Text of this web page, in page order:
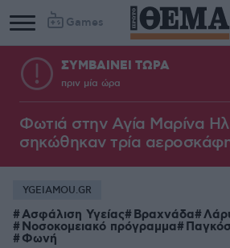
Games
ΣΥΜΒΑΙΝΕΙ ΤΩΡΑ
πριν μία ώρα
Φωτιά στην Aγία Μαρίνα
σηκώθηκαν τρία
YGEIAMOU.GR
Ασφάλιση Υγείας Βραχνάδα
Νοσοκομειακό πρόγραμμα
Φωνή